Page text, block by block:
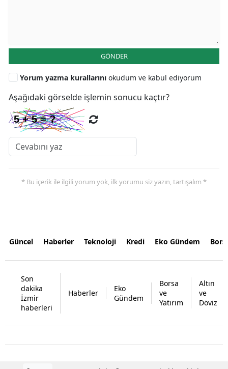
GÖNDER
Yorum yazma kurallarını okudum ve kabul ediyorum
Aşağıdaki görselde işlemin sonucu kaçtır?
* Bu içerik ile ilgili yorum yok, ilk yorumu siz yazın, tartışalım *
Güncel Haberler Teknoloji Kredi Eko Gündem
Son
dakika
İzmir
haberleri
Haberler
Eko
Gündem
Borsa
ve
Yatırım
Altın
ve
Döviz